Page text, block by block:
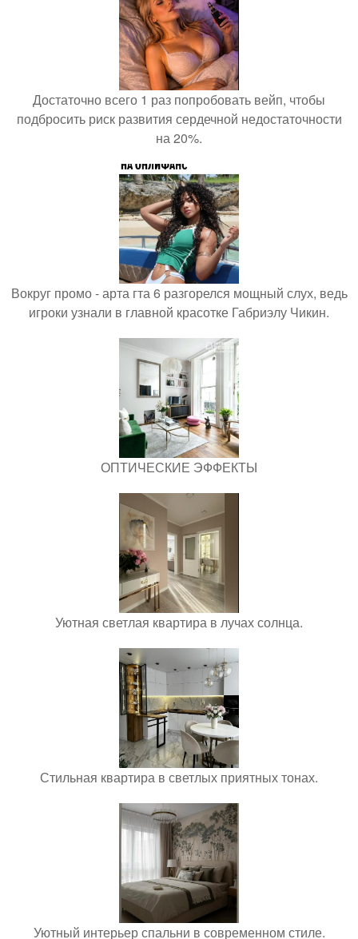
Достаточно всего 1 раз попробовать вейп, чтобы
подбросить риск развития сердечной недостаточности
на 20%.
Вокруг промо - арта гта 6 разгорелся мощный слух, ведь
игроки узнали в главной красотке Габриэлу Чикин.
ОПТИЧЕСКИЕ ЭФФЕКТЫ
Уютная светлая квартира в лучах солнца.
Стильная квартира в светлых приятных тонах.
Уютный интерьер спальни в современном стиле.